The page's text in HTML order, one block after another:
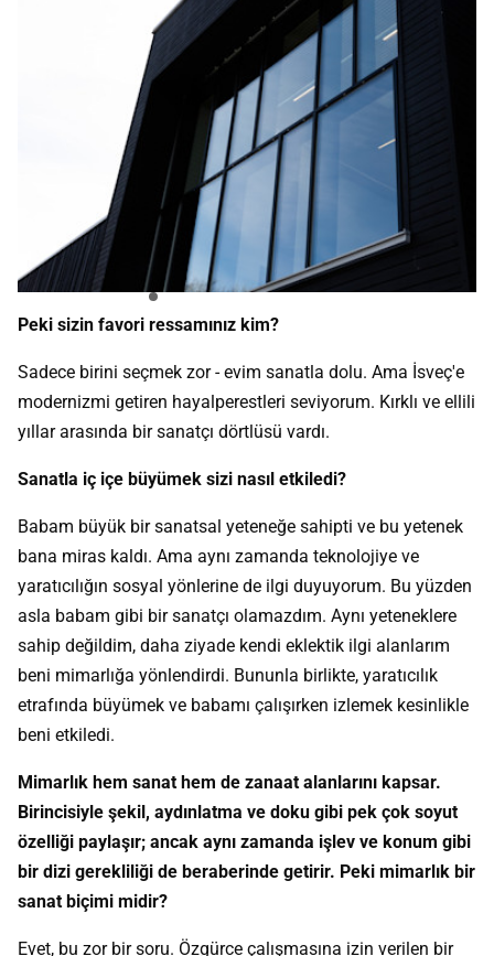
Peki sizin favori ressamınız kim?
Sadece birini seçmek zor - evim sanatla dolu. Ama İsveç'e
modernizmi getiren hayalperestleri seviyorum. Kırklı ve ellili
yıllar arasında bir sanatçı dörtlüsü vardı.
Sanatla iç içe büyümek sizi nasıl etkiledi?
Babam büyük bir sanatsal yeteneğe sahipti ve bu yetenek
bana miras kaldı. Ama aynı zamanda teknolojiye ve
yaratıcılığın sosyal yönlerine de ilgi duyuyorum. Bu yüzden
asla babam gibi bir sanatçı olamazdım. Aynı yeteneklere
sahip değildim, daha ziyade kendi eklektik ilgi alanlarım
beni mimarlığa yönlendirdi. Bununla birlikte, yaratıcılık
etrafında büyümek ve babamı çalışırken izlemek kesinlikle
beni etkiledi.
Mimarlık hem sanat hem de zanaat alanlarını kapsar.
Birincisiyle şekil, aydınlatma ve doku gibi pek çok soyut
özelliği paylaşır; ancak aynı zamanda işlev ve konum gibi
bir dizi gerekliliği de beraberinde getirir. Peki mimarlık bir
sanat biçimi midir?
Evet, bu zor bir soru. Özgürce çalışmasına izin verilen bir